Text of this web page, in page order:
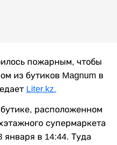
пожарным, чтобы
из бутиков Magnum в
Liter.kz.
расположенном
супермаркета
января в 14:44. Туда